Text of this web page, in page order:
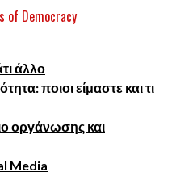
άλλο
ποιοι είμαστε και τι
οργάνωσης και
Media